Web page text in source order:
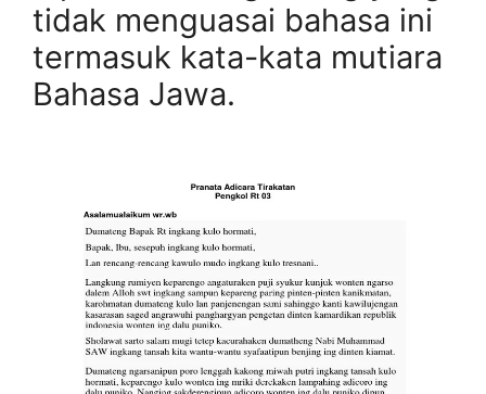
tidak menguasai bahasa ini
termasuk kata-kata mutiara
Bahasa Jawa.